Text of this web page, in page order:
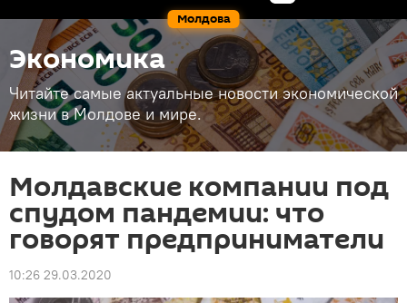
Молдова
Экономика
Читайте самые актуальные новости экономической
жизни в Молдове и мире.
Молдавские компании под
спудом пандемии: что
говорят предприниматели
10:26 29.03.2020